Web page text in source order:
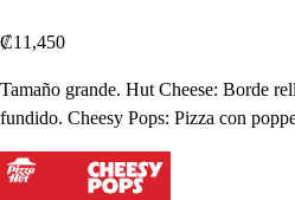
₡11,450
Tamaño grande. Hut Cheese: Borde
fundido. Cheesy Pops: Pizza con